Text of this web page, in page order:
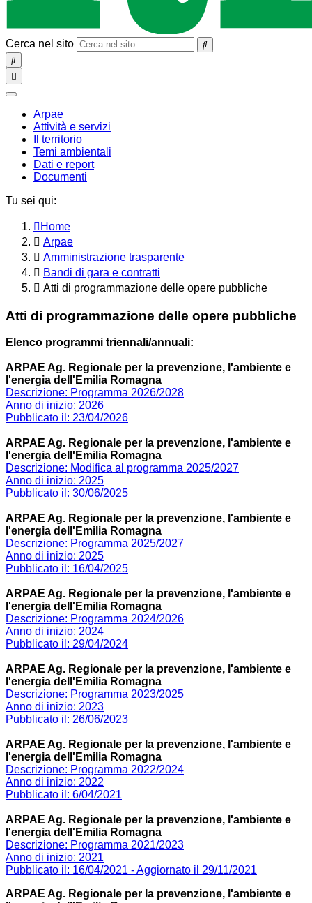
Cerca nel sito
SEARCH
Toggle
navigation
chiudi
Arpae
Attività e servizi
Il territorio
Temi ambientali
Dati e report
Documenti
Tu sei qui:
Home
Arpae
Amministrazione trasparente
Bandi di gara e contratti
Atti di programmazione delle opere pubbliche
Atti di programmazione delle opere pubbliche
Elenco programmi triennali/annuali:
ARPAE Ag. Regionale per la prevenzione, l'ambiente e
l'energia dell'Emilia Romagna
Descrizione: Programma 2026/2028
Anno di inizio: 2026
Pubblicato il: 23/04/2026
ARPAE Ag. Regionale per la prevenzione, l'ambiente e
l'energia dell'Emilia Romagna
Descrizione: Modifica al programma 2025/2027
Anno di inizio: 2025
Pubblicato il: 30/06/2025
ARPAE Ag. Regionale per la prevenzione, l'ambiente e
l'energia dell'Emilia Romagna
Descrizione: Programma 2025/2027
Anno di inizio: 2025
Pubblicato il: 16/04/2025
ARPAE Ag. Regionale per la prevenzione, l'ambiente e
l'energia dell'Emilia Romagna
Descrizione: Programma 2024/2026
Anno di inizio: 2024
Pubblicato il: 29/04/2024
ARPAE Ag. Regionale per la prevenzione, l'ambiente e
l'energia dell'Emilia Romagna
Descrizione: Programma 2023/2025
Anno di inizio: 2023
Pubblicato il: 26/06/2023
ARPAE Ag. Regionale per la prevenzione, l'ambiente e
l'energia dell'Emilia Romagna
Descrizione: Programma 2022/2024
Anno di inizio: 2022
Pubblicato il: 6/04/2021
ARPAE Ag. Regionale per la prevenzione, l'ambiente e
l'energia dell'Emilia Romagna
Descrizione: Programma 2021/2023
Anno di inizio: 2021
Pubblicato il: 16/04/2021 - Aggiornato il 29/11/2021
ARPAE Ag. Regionale per la prevenzione, l'ambiente e